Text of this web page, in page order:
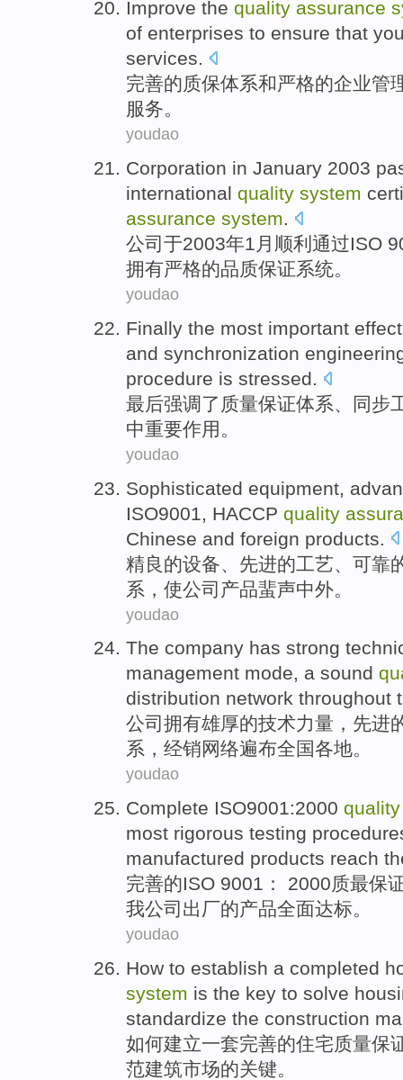
Improve the quality assurance
of enterprises to ensure that
services.
完善的质保体系和严格的企业管
服务。
youdao
Corporation in January 2003
international quality system
assurance system.
公司 于2003年1月 顺利通过ISO
拥有严格的品质保证系统。
youdao
Finally the most important effect
and synchronization
procedure is stressed.
最后强调了 质量保证体系、 同步
中重要作用 。
youdao
Sophisticated equipment
ISO9001, HACCP quality
Chinese and foreign products
精良的设备 先进的工艺 可靠
系 ， 使公司产品蜚声中外。
youdao
The company has strong
management mode, a sound
distribution network throughout
公司 拥有雄厚的技术力量 ， 先进
系 ， 经销网络遍布全国各地。
youdao
Complete ISO9001:2000 quality
most rigorous testing
manufactured products reach
完善的ISO 9001： 2000质最保
我公司 出厂的产品全面达标。
youdao
How to establish a completed
system is the key to solve
standardize the construction
如何建立一套完善的住宅质量保
范建筑市场的关键。